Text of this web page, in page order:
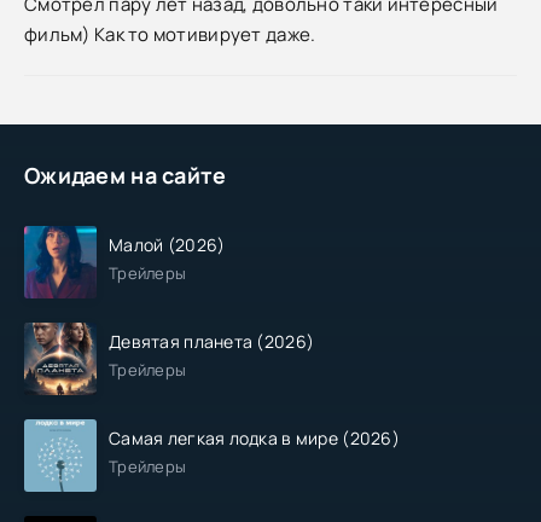
Ожидаем на сайте
Малой (2026)
Трейлеры
Девятая планета (2026)
Трейлеры
Самая легкая лодка в мире (2026)
Трейлеры
фильм) Как то мотивирует даже.